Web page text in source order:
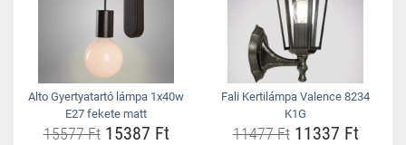
Alto Gyertyatartó lámpa 1x40w
E27 fekete matt
15577 Ft15387 Ft
Fali Kertilámpa Valence 8234
K1G
11477 Ft11337 Ft